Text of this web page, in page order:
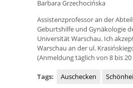
Barbara Grzechocińska
Assistenzprofessor an der
Geburtshilfe und Gynäkologie
Universität Warschau. Ich
Warschau an der ul.
(Anmeldung täglich von 8 bis
Tags: Auschecken